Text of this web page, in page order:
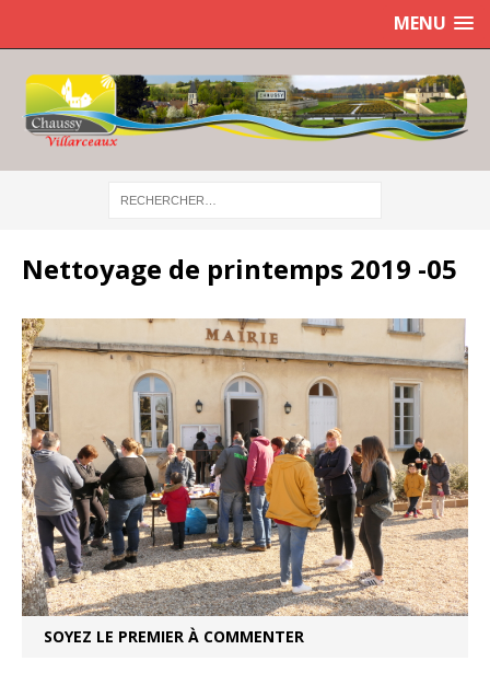
MENU
Nettoyage de printemps 2019 -05
SOYEZ LE PREMIER À COMMENTER